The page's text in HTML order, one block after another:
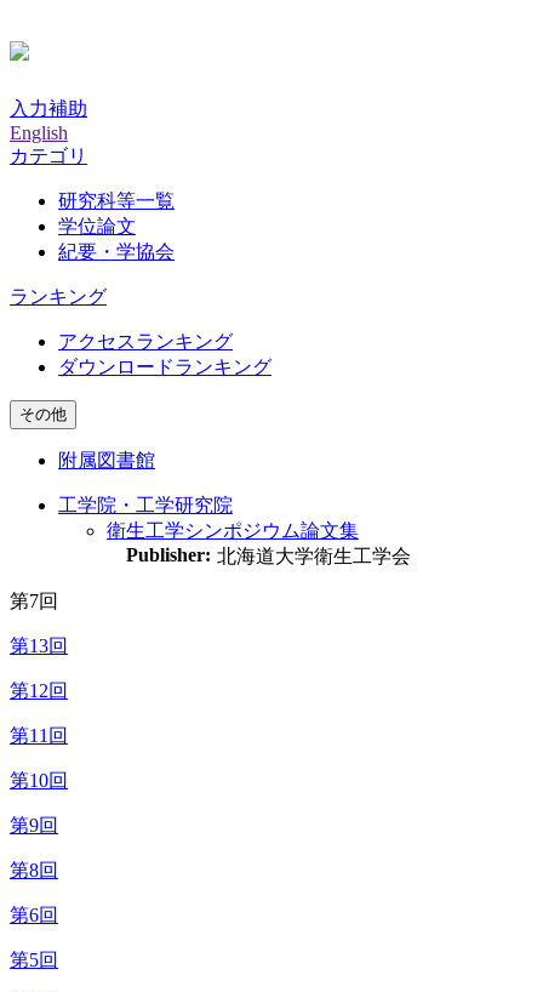
入力補助
English
カテゴリ
研究科等一覧
学位論文
紀要・学協会
ランキング
アクセスランキング
ダウンロードランキング
その他
附属図書館
工学院・工学研究院
衛生工学シンポジウム論文集
Publisher: 北海道大学衛生工学会
第7回
第13回
第12回
第11回
第10回
第9回
第8回
第6回
第5回